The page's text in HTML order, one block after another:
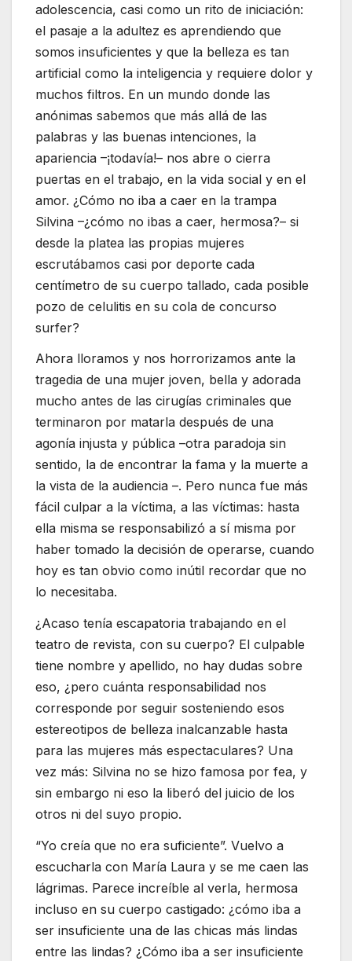
adolescencia, casi como un rito de iniciación:
el pasaje a la adultez es aprendiendo que
somos insuficientes y que la belleza es tan
artificial como la inteligencia y requiere dolor y
muchos filtros. En un mundo donde las
anónimas sabemos que más allá de las
palabras y las buenas intenciones, la
apariencia –¡todavía!– nos abre o cierra
puertas en el trabajo, en la vida social y en el
amor. ¿Cómo no iba a caer en la trampa
Silvina –¿cómo no ibas a caer, hermosa?– si
desde la platea las propias mujeres
escrutábamos casi por deporte cada
centímetro de su cuerpo tallado, cada posible
pozo de celulitis en su cola de concurso
surfer?
Ahora lloramos y nos horrorizamos ante la
tragedia de una mujer joven, bella y adorada
mucho antes de las cirugías criminales que
terminaron por matarla después de una
agonía injusta y pública –otra paradoja sin
sentido, la de encontrar la fama y la muerte a
la vista de la audiencia –. Pero nunca fue más
fácil culpar a la víctima, a las víctimas: hasta
ella misma se responsabilizó a sí misma por
haber tomado la decisión de operarse, cuando
hoy es tan obvio como inútil recordar que no
lo necesitaba.
¿Acaso tenía escapatoria trabajando en el
teatro de revista, con su cuerpo? El culpable
tiene nombre y apellido, no hay dudas sobre
eso, ¿pero cuánta responsabilidad nos
corresponde por seguir sosteniendo esos
estereotipos de belleza inalcanzable hasta
para las mujeres más espectaculares? Una
vez más: Silvina no se hizo famosa por fea, y
sin embargo ni eso la liberó del juicio de los
otros ni del suyo propio.
“Yo creía que no era suficiente”. Vuelvo a
escucharla con María Laura y se me caen las
lágrimas. Parece increíble al verla, hermosa
incluso en su cuerpo castigado: ¿cómo iba a
ser insuficiente una de las chicas más lindas
entre las lindas? ¿Cómo iba a ser insuficiente